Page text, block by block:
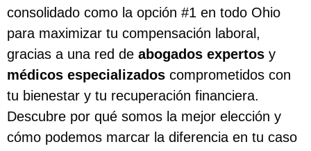
consolidado como la opción #1 en todo Ohio
para maximizar tu compensación laboral,
gracias a una red de abogados expertos y
médicos especializados comprometidos con
tu bienestar y tu recuperación financiera.
Descubre por qué somos la mejor elección y
cómo podemos marcar la diferencia en tu caso